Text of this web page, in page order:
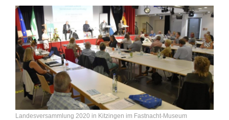
Landesversammlung 2020 in Kitzingen im Fastnacht-Museum